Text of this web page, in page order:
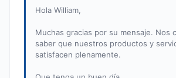
Hola William,
Muchas gracias por su mensaje. Nos
saber que nuestros productos y
satisfacen plenamente.